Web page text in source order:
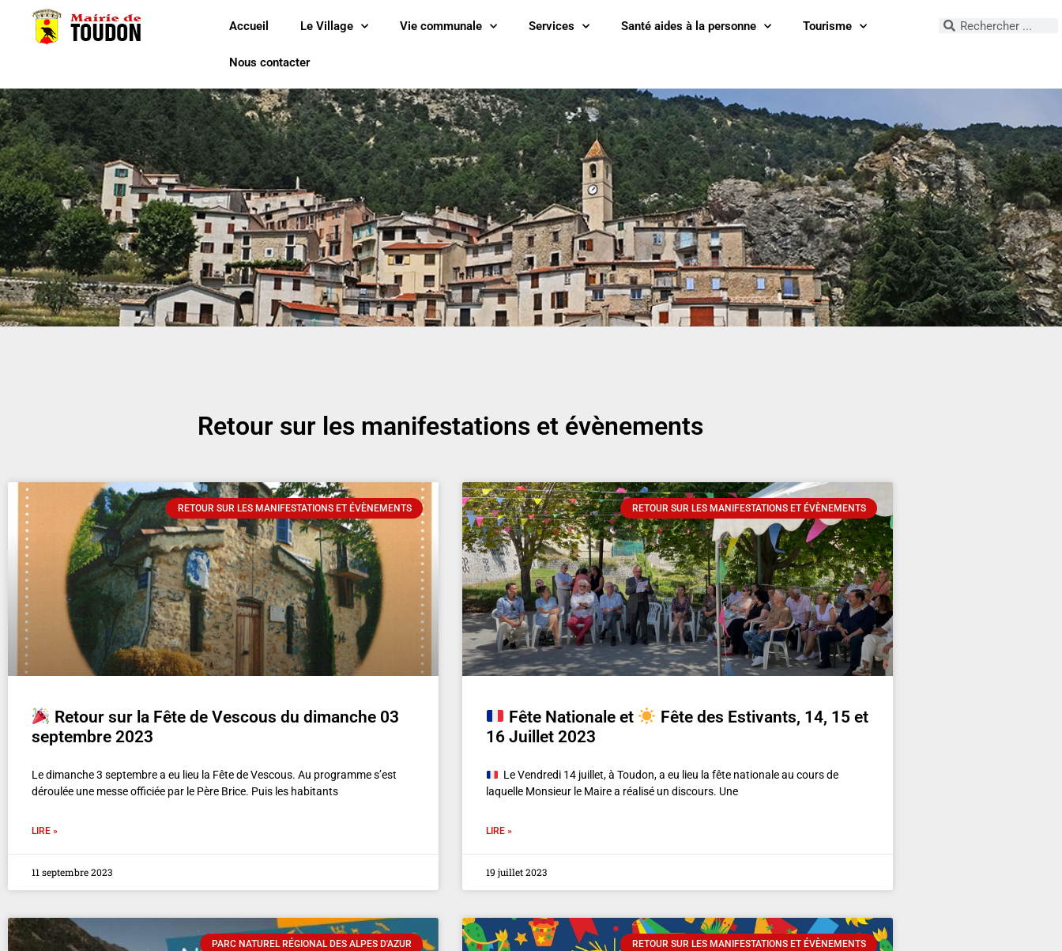
Accueil Le Village Vie communale Services Santé aides à la personne Tourisme
Nous contacter
Retour sur les manifestations et évènements
RETOUR SUR LES MANIFESTATIONS ET ÉVÈNEMENTS
Retour sur la Fête de Vescous du dimanche 03
septembre 2023
Le dimanche 3 septembre a eu lieu la Fête de Vescous. Au programme s’est
déroulée une messe officiée par le Père Brice. Puis les habitants
LIRE »
11 septembre 2023
RETOUR SUR LES MANIFESTATIONS ET ÉVÈNEMENTS
Fête Nationale et
Fête des Estivants, 14, 15 et
16 Juillet 2023
Le Vendredi 14 juillet, à Toudon, a eu lieu la fête nationale au cours de
laquelle Monsieur le Maire a réalisé un discours. Une
LIRE »
19 juillet 2023
PARC NATUREL RÉGIONAL DES ALPES D'AZUR RETOUR SUR LES MANIFESTATIONS ET ÉVÈNEMENTS